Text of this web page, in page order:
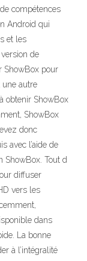
compétences
Android qui
et les
de
ShowBox pour
une autre
obtenir ShowBox
ShowBox
donc
avec l’aide de
ShowBox. Tout d
diffuser
vers les
dans
La bonne
à l’intégralité